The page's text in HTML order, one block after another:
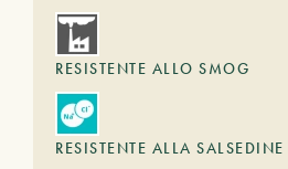
RESISTENTE ALLO SMOG
RESISTENTE ALLA SALSEDINE